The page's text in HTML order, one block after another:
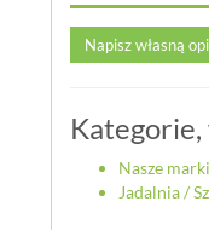
Napisz własną
Nasze marki
Jadalnia/